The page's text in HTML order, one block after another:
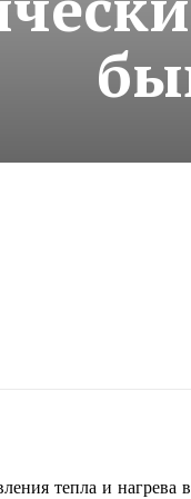
тепла и